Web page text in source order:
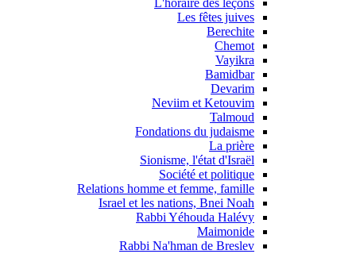
L'horaire des leçons
Les fêtes juives
Berechite
Chemot
Vayikra
Bamidbar
Devarim
Neviim et Ketouvim
Talmoud
Fondations du judaisme
La prière
Sionisme, l'état d'Israël
Société et politique
Relations homme et femme, famille
Israel et les nations, Bnei Noah
Rabbi Yéhouda Halévy
Maimonide
Rabbi Na'hman de Breslev